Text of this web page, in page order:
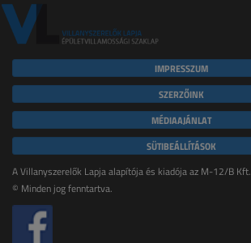
IMPRESSZUM
SZERZŐINK
MÉDIAAJÁNLAT
SÜTIBEÁLLÍTÁSOK
A Villanyszerelők Lapja alapítója és kiadója az M-12/B Kft.
© Minden jog fenntartva.